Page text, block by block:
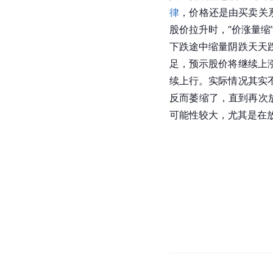
律 ，价格还是由买卖
股价拉升时，“价涨量
下跌途中缩量阴跌天天
足，预示股价将继续上
续上行。实际情况其实
反而萎缩了，直到再
可能性较大，尤其是在